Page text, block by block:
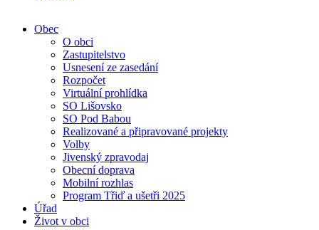
Obec
O obci
Zastupitelstvo
Usnesení ze zasedání
Rozpočet
Virtuální prohlídka
SO Lišovsko
SO Pod Babou
Realizované a připravované projekty
Volby
Jivenský zpravodaj
Obecní doprava
Mobilní rozhlas
Program Třiď a ušetři 2025
Úřad
Život v obci